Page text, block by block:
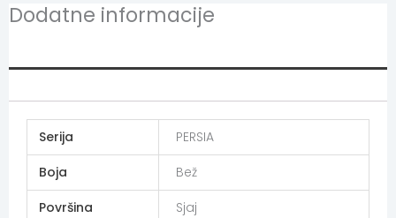
Dodatne informacije
Serija
PERSIA
Boja
Bež
Površina
Sjaj